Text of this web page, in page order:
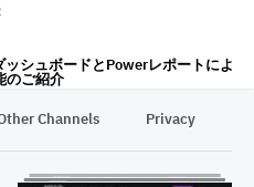
ッシュボードとPowerレポートによ
のご紹介
Channels Privacy